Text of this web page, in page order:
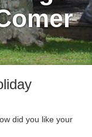
did you like your